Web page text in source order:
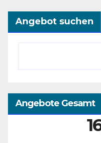
Angebot suchen
Angebote Gesamt